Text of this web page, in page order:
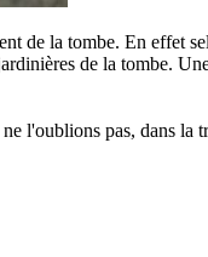
de la tombe. En effet
de la tombe.
l'oublions pas, dans la